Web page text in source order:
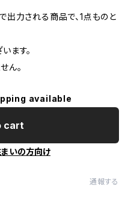
力される商品で、1点ものと
ます。
ん。
available
cart
いの方向け
通報する